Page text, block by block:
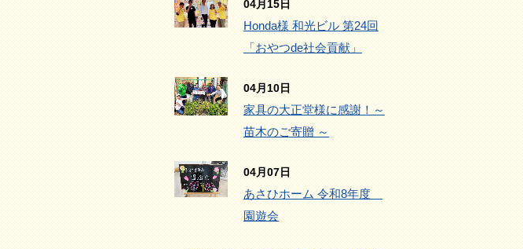
04月15日
Honda様 和光ビル 第24回
「おやつde社会貢献」
04月10日
家具の大正堂様に感謝！～
苗木のご寄贈 ～
04月07日
あさひホーム 令和8年度
園遊会